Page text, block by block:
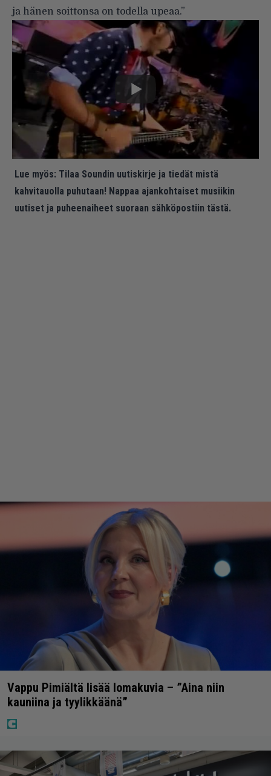
ja hänen soittonsa on todella upeaa.”
Lue myös: Tilaa Soundin uutiskirje ja tiedät mistä
kahvitauolla puhutaan! Nappaa ajankohtaiset musiikin
uutiset ja puheenaiheet suoraan sähköpostiin tästä.
Vappu Pimiältä lisää lomakuvia – ”Aina niin
kauniina ja tyylikkäänä”